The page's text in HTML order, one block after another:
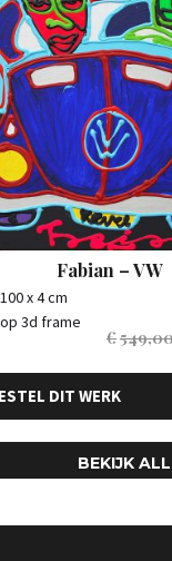
Fabian – VW
x 4 cm
3d frame
€
DIT WERK
BEKIJK